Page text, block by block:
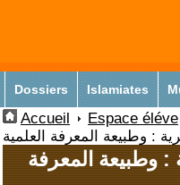
Dossiers Islamiates
Accueil
Espace éléve
: وطبيعة المعرفة العلمية
وطبيعة المعرفة